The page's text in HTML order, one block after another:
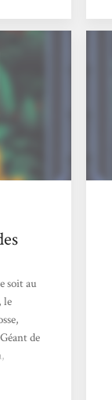
le
par le
soit au
le
de